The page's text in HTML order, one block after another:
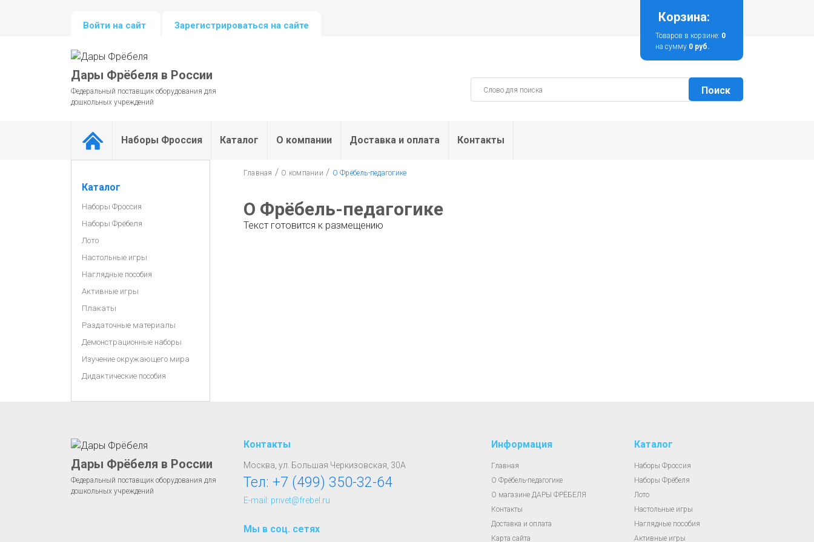
Корзина:
Товаров в корзине: 0
на сумму 0 руб.
Войти на сайт Зарегистрироваться на сайте
Дары Фрёбеля в России
Федеральный поставщик оборудования для
дошкольных учреждений
Наборы Фроссия Каталог О компании Доставка и оплата Контакты
Каталог
Наборы Фроссия
Наборы Фрёбеля
Лото
Настольные игры
Наглядные пособия
Активные игры
Плакаты
Раздаточные материалы
Демонстрационные наборы
Изучение окружающего мира
Дидактические пособия
Главная / О компании / О Фрёбель-педагогике
О Фрёбель-педагогике
Текст готовится к размещению
Дары Фрёбеля в России
Федеральный поставщик оборудования для
дошкольных учреждений
Контакты
Москва, ул. Большая Черкизовская, 30А
Тел: +7 (499) 350-32-64
E-mail: privet@frebel.ru
Мы в соц. сетях
Информация
Главная
О Фрёбель-педагогике
О магазине ДАРЫ ФРЁБЕЛЯ
Контакты
Доставка и оплата
Карта сайта
Каталог
Наборы Фроссия
Наборы Фрёбеля
Лото
Настольные игры
Наглядные пособия
Активные игры